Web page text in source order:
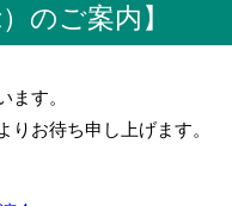
のご案内】
す。
お待ち申し上げます。